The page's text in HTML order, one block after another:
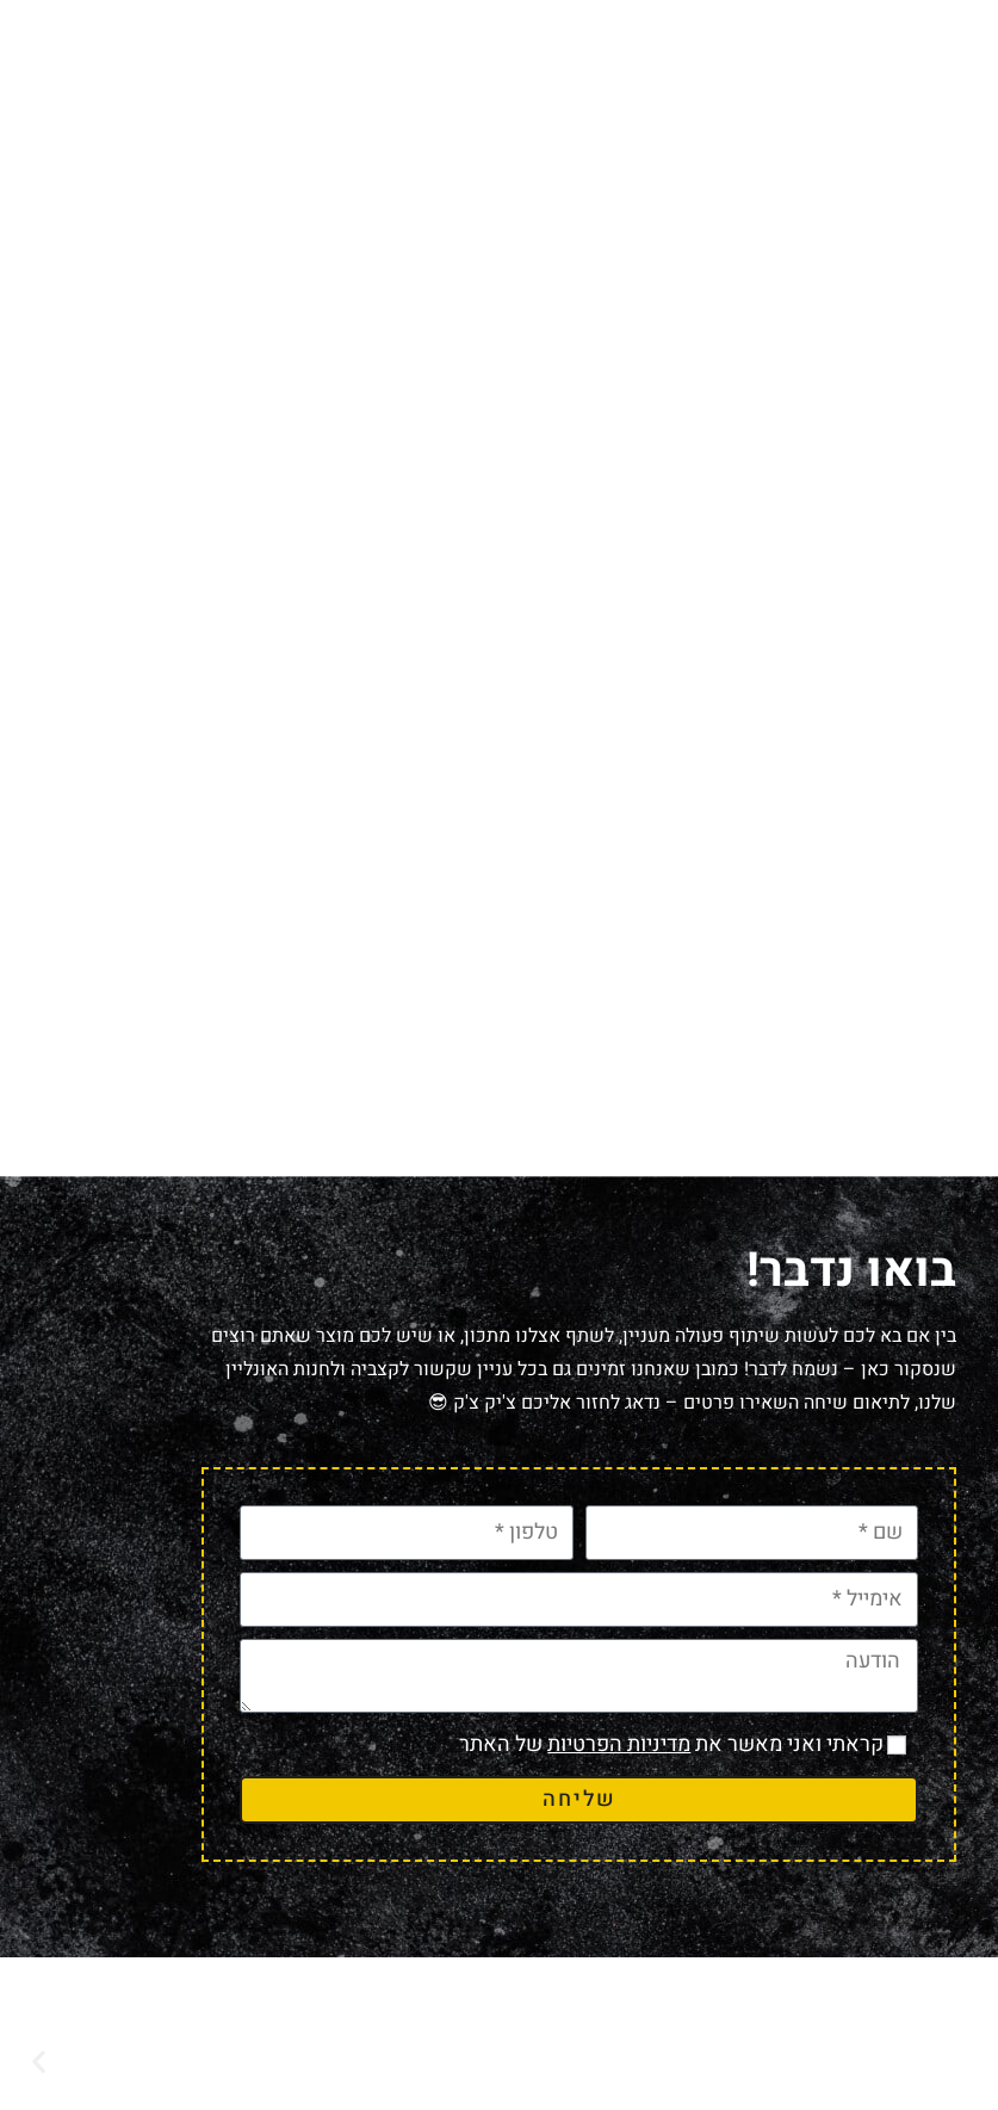
בואו נדבר!
בין אם בא לכם לעשות שיתוף פעולה מעניין, לשתף אצלנו מתכון, או שיש לכם מוצר שאתם רוצים
שנסקור כאן – נשמח לדבר! כמובן שאנחנו זמינים גם בכל עניין שקשור לקצביה ולחנות האונליין
שלנו, לתיאום שיחה השאירו פרטים – נדאג לחזור אליכם צ'יק צ'ק 😎
קראתי ואני מאשר אתמדיניות הפרטיותשל האתר
שליחה